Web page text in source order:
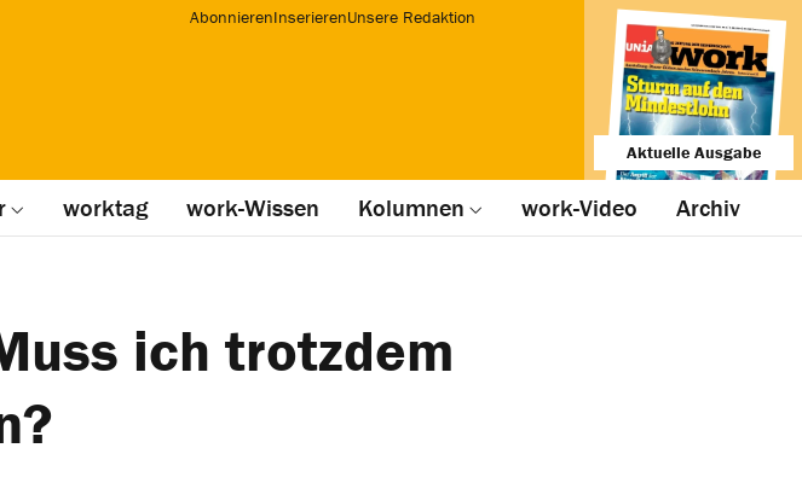
AbonnierenInserierenUnsere Redaktion
Aktuelle Ausgabe
worktag work-Wissen Kolumnen work-Video Archiv
ich trotzdem